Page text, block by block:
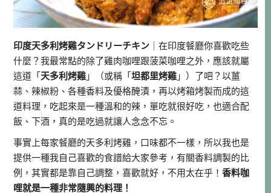
印度天多利烤雞タンドリーチキン ｜在印度餐廳你喜歡吃些
什麼？我最常點的除了雞肉咖哩跟菠菜咖哩之外，應該就屬
這道「 天多利烤雞 」（或稱「坦都里烤雞 」）了吧？以薑
蒜、辣椒粉、各種香料及優格醃漬，再以烤箱烤製而成的這
道料理，吃起來是一種溫和的辣，單吃就很好吃，也適合配
飯、下酒，真的是吃過就讓人念念不忘。
事實上每家餐廳的天多利烤雞，口味都不一樣，所以我也是
提供一種我自己喜歡的食譜給大家參考，有關香料調製的比
例，其實都是靠自己調整，喜歡就好，不用太在乎！香料咖
哩就是一種非常隨興的料理！